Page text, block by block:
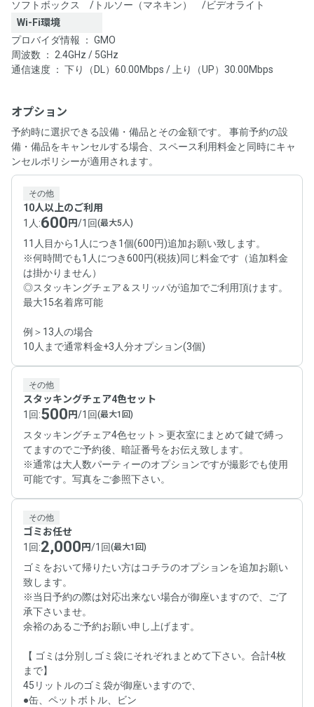
ソフトボックス / トルソー（マネキン） /ビデオライト
Wi-Fi環境
プロバイダ情報 ： GMO
周波数 ： 2.4GHz / 5GHz
通信速度 ： 下り（DL）60.00Mbps / 上り（UP）30.00Mbps
オプション
予約時に選択できる設備・備品とその金額です。 事前予約の設
備・備品をキャンセルする場合、スペース利用料金と同時にキャ
ンセルポリシーが適用されます。
その他
10人以上のご利用
1人:600円/1回(最大5人)
11人目から1人につき1個(600円)追加お願い致します。
※何時間でも1人につき600円(税抜)同じ料金です（追加料金
は掛かりません）
◎スタッキングチェア＆スリッパが追加でご利用頂けます。
最大15名着席可能
例＞13人の場合
10人まで通常料金+3人分オプション(3個)
その他
スタッキングチェア4色セット
1回:500円/1回(最大1回)
スタッキングチェア4色セット＞更衣室にまとめて鍵で縛っ
てますのでご予約後、暗証番号をお伝え致します。
※通常は大人数パーティーのオプションですが撮影でも使用
その他
ゴミお任せ
1回:2,000円/1回(最大1回)
ゴミをおいて帰りたい方はコチラのオプションを追加お願い
致します。
※当日予約の際は対応出来ない場合が御座いますので、ご了
承下さいませ。
余裕のあるご予約お願い申し上げます。
【 ゴミは分別しゴミ袋にそれぞれまとめて下さい。合計4枚
まで】
45リットルのゴミ袋が御座いますので、
●缶、ペットボトル、ビン